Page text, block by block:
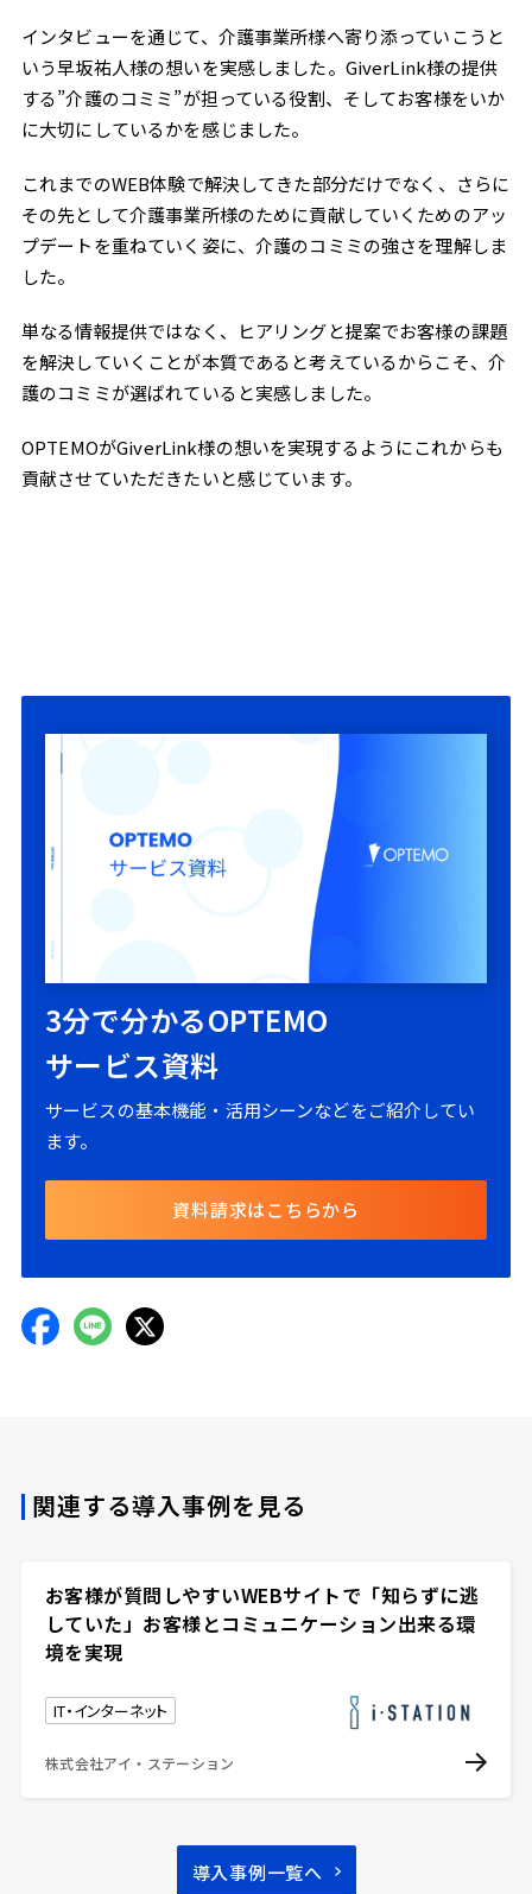
インタビューを通じて、介護事業所様へ寄り添っていこうと
いう早坂祐人様の想いを実感しました。GiverLink様の提供
する”介護のコミミ”が担っている役割、そしてお客様をいか
に大切にしているかを感じました。
これまでのWEB体験で解決してきた部分だけでなく、さらに
その先として介護事業所様のために貢献していくためのアッ
プデートを重ねていく姿に、介護のコミミの強さを理解しま
した。
単なる情報提供ではなく、ヒアリングと提案でお客様の課題
を解決していくことが本質であると考えているからこそ、介
護のコミミが選ばれていると実感しました。
OPTEMOがGiverLink様の想いを実現するようにこれからも
貢献させていただきたいと感じています。
3分で分かるOPTEMO
サービス資料
サービスの基本機能・活用シーンなどをご紹介してい
ます。
資料請求はこちらから
関連する導入事例を見る
お客様が質問しやすいWEBサイトで「知らずに逃
していた」お客様とコミュニケーション出来る環
境を実現
IT・インターネット
株式会社アイ・ステーション
導入事例一覧へ